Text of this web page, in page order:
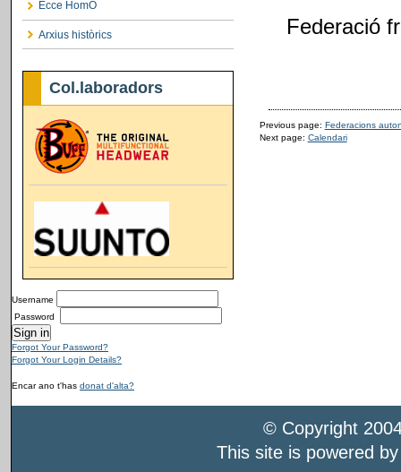
Ecce HomO
Arxius històrics
Col.laboradors
Username
Password
Forgot Your Password?
Forgot Your Login Details?
Encar ano t'has donat d'alta?
Federació
Previous page: Federacions
Next page: Calendari
© Copyright
This site is powered